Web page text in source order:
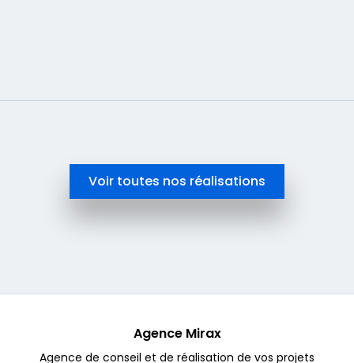
Voir toutes nos réalisations
Agence Mirax
Agence de conseil et de réalisation de vos projets